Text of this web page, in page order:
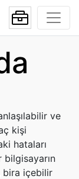
ve
kişi
hataları
bira içebilir